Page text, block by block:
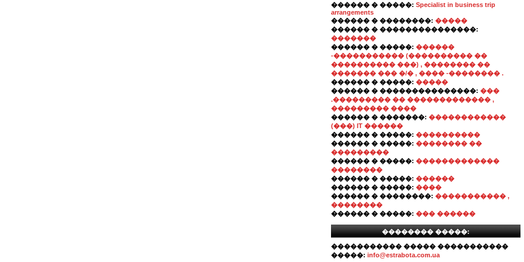
������ � �����: Specialist in business trip
arrangements
������ � ��������: �����
������ � ���������������:
�������
������ � �����: ������
-����������� (���������� ��
���������� ���) , �������� ��
������� ��� �/� , ���� -�������� .
������ � �����: �����
������ � ���������������: ���
.��������� �� ������������� ,
��������� ����
������ � �������: ������������
(���) IT ������
������ � �����: ����������
������ � �����: �������� ��
���������
������ � �����: �������������
��������
������ � �����: ������
������ � �����: ����
������ � ��������: ����������� ,
��������
������ � �����: ��� ������
�������� �����:
����������� ����� �����������
�����: info@estrabota.com.ua